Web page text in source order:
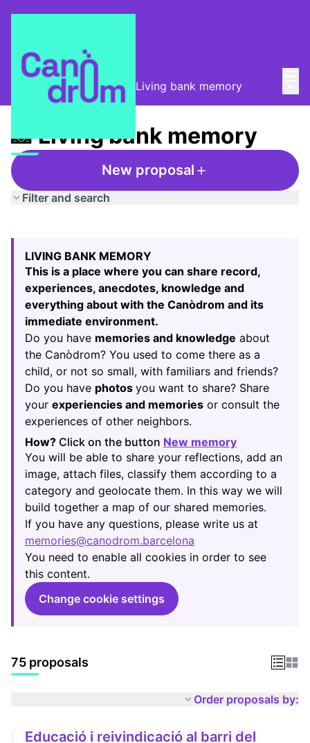
Taula de Memòries / 📸 Living bank memory
📸 Living bank memory
New proposal
Filter and search
−
LIVING BANK MEMORY
This is a place where you can share record,
experiences, anecdotes, knowledge and
everything about with the Canòdrom and its
immediate environment.
Do you have memories and knowledge about
the Canòdrom? You used to come there as a
child, or not so small, with familiars and friends?
Do you have photos you want to share? Share
your experiencies and memories or consult the
experiences of other neighbors.
How? Click on the button New memory
(Opens in
You will be able to share your reflections, add an
image, attach files, classify them according to a
category and geolocate them. In this way we will
build together a map of our shared memories.
If you have any questions, please write us at
memories@canodrom.barcelona
(Opens in new tab)
You need to enable all cookies in order to see
this content.
Change cookie settings
75 proposals
Order proposals by:
Educació i reivindicació al barri del